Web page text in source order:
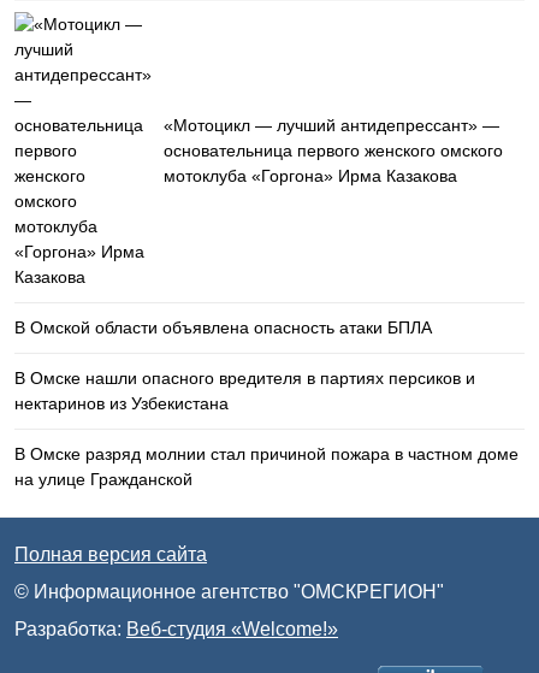
«Мотоцикл — лучший антидепрессант» —
основательница первого женского омского
мотоклуба «Горгона» Ирма Казакова
В Омской области объявлена опасность атаки БПЛА
В Омске нашли опасного вредителя в партиях персиков и
нектаринов из Узбекистана
В Омске разряд молнии стал причиной пожара в частном доме
на улице Гражданской
Полная версия сайта
© Информационное агентство "ОМСКРЕГИОН"
Разработка: Веб-студия «Welcome!»